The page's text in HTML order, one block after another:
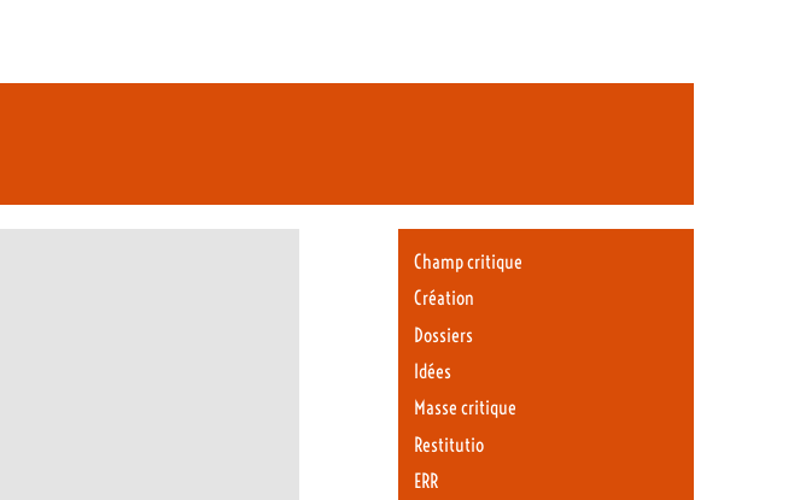
Champ critique
Création
Dossiers
Idées
Masse critique
Restitutio
ERR